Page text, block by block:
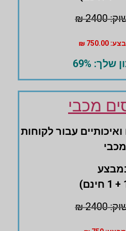
₪
₪
69%
מכבי
עבור לקוחות
מכבי
₪